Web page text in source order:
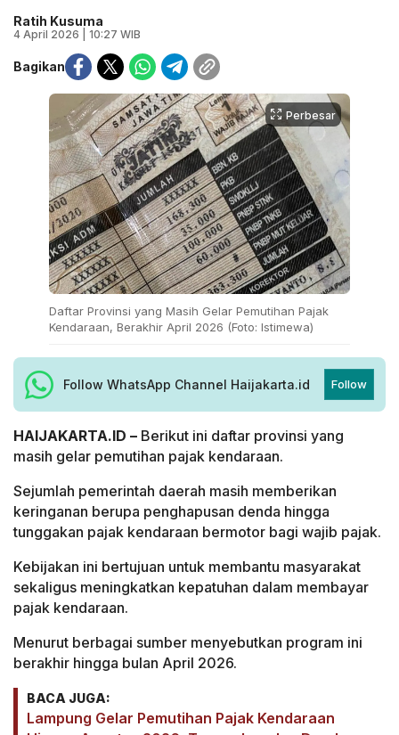
Ratih Kusuma
4 April 2026 | 10:27 WIB
Bagikan
Perbesar
Daftar Provinsi yang Masih Gelar Pemutihan Pajak
Kendaraan, Berakhir April 2026 (Foto: Istimewa)
Follow WhatsApp Channel Haijakarta.id Follow
HAIJAKARTA.ID – Berikut ini daftar provinsi yang
masih gelar pemutihan pajak kendaraan.
Sejumlah pemerintah daerah masih memberikan
keringanan berupa penghapusan denda hingga
tunggakan pajak kendaraan bermotor bagi wajib pajak.
Kebijakan ini bertujuan untuk membantu masyarakat
sekaligus meningkatkan kepatuhan dalam membayar
pajak kendaraan.
Menurut berbagai sumber menyebutkan program ini
berakhir hingga bulan April 2026.
BACA JUGA:
Lampung Gelar Pemutihan Pajak Kendaraan